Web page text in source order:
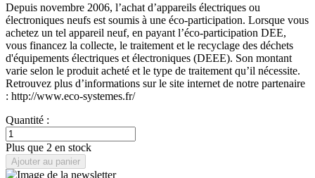
Depuis novembre 2006, l’achat d’appareils électriques ou
électroniques neufs est soumis à une éco-participation. Lorsque vous
achetez un tel appareil neuf, en payant l’éco-participation DEE,
vous financez la collecte, le traitement et le recyclage des déchets
d'équipements électriques et électroniques (DEEE). Son montant
varie selon le produit acheté et le type de traitement qu’il nécessite.
Retrouvez plus d’informations sur le site internet de notre partenaire
: http://www.eco-systemes.fr/
Quantité :
Plus que 2 en stock
Ajouter au panier